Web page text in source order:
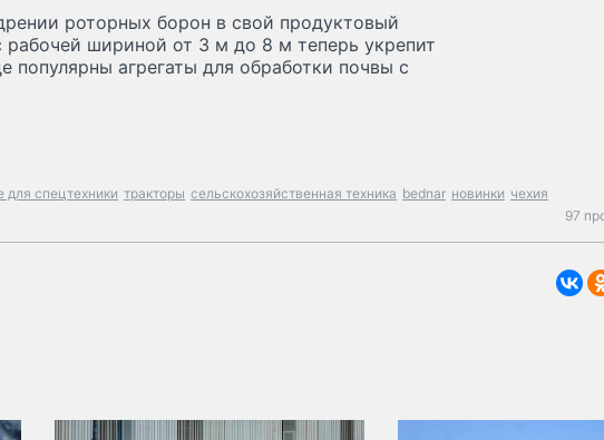
роторных борон в свой продуктовый
рабочей шириной от 3 м до 8 м теперь укрепит
популярны агрегаты для обработки почвы с
для спецтехники тракторы сельскохозяйственная техника bednar новинки чехия
97